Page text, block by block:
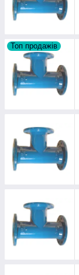
Топ продажів